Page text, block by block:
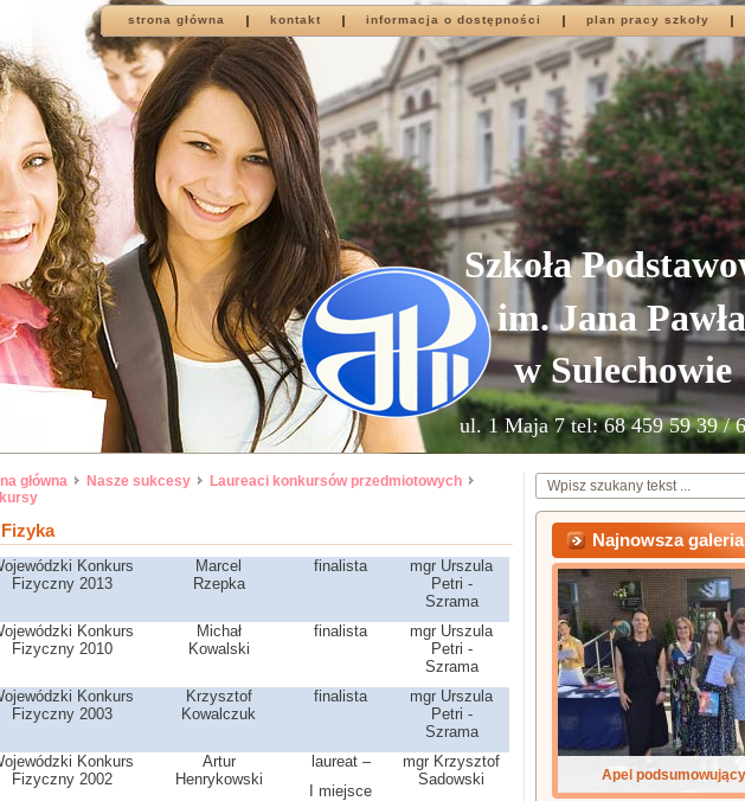
strona główna kontakt informacja o dostępności plan pracy szkoły
Szkoła
im. Jana
w Sulechowie
ul. 1 Maja 7 tel: 68 459 59 39 /
główna Nasze sukcesy
Laureaci konkursów przedmiotowych
Fizyka
Konkurs
Fizyczny 2013
Marcel
Rzepka
finalista
mgr Urszula
Petri -
Szrama
Konkurs
Fizyczny 2010
Michał
Kowalski
finalista
mgr Urszula
Petri -
Szrama
Konkurs
Fizyczny 2003
Krzysztof
Kowalczuk
finalista
mgr Urszula
Petri -
Szrama
Konkurs
Fizyczny 2002
Artur
Henrykowski
laureat –
I miejsce
mgr Krzysztof
Sadowski
Najnowsza
Apel